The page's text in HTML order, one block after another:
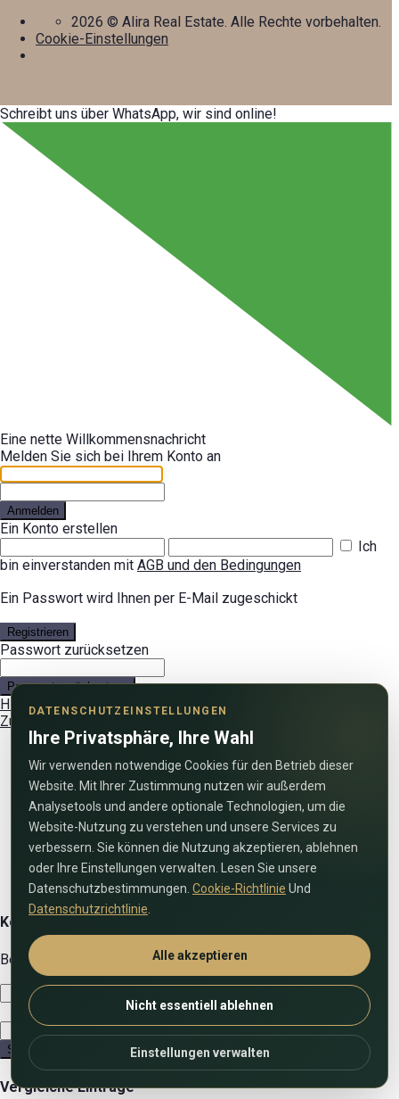
2026 © Alira Real Estate. Alle Rechte vorbehalten.
Cookie-Einstellungen
DATENSCHUTZEINSTELLUNGEN
Ihre Privatsphäre, Ihre Wahl
Wir verwenden notwendige Cookies für den Betrieb dieser
Website. Mit Ihrer Zustimmung nutzen wir außerdem
Analysetools und andere optionale Technologien, um die
Website-Nutzung zu verstehen und unsere Services zu
verbessern. Sie können die Nutzung akzeptieren, ablehnen
oder Ihre Einstellungen verwalten. Lesen Sie unsere
Datenschutzbestimmungen. Cookie-Richtlinie Und
Datenschutzrichtlinie
Alle akzeptieren
Nicht essentiell ablehnen
Einstellungen verwalten
Schreibt uns über WhatsApp, wir sind online!
Eine nette Willkommensnachricht
Melden Sie sich bei Ihrem Konto an
Anmelden
Ein Konto erstellen
Ich
bin einverstanden mit AGB und den Bedingungen
Ein Passwort wird Ihnen per E-Mail zugeschickt
Registrieren
Passwort zurücksetzen
Passwort zurücksetzen
Hier registrieren! Paßwort vergessen?
Zurück zur Anmeldung
Kontaktiren Sie uns
Benutzen Sie das folgende Formular um uns zu kontaktieren!
Senden
Vergleiche Einträge